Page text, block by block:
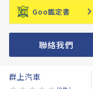
Goo鑑定書
聯絡我們
群上汽車